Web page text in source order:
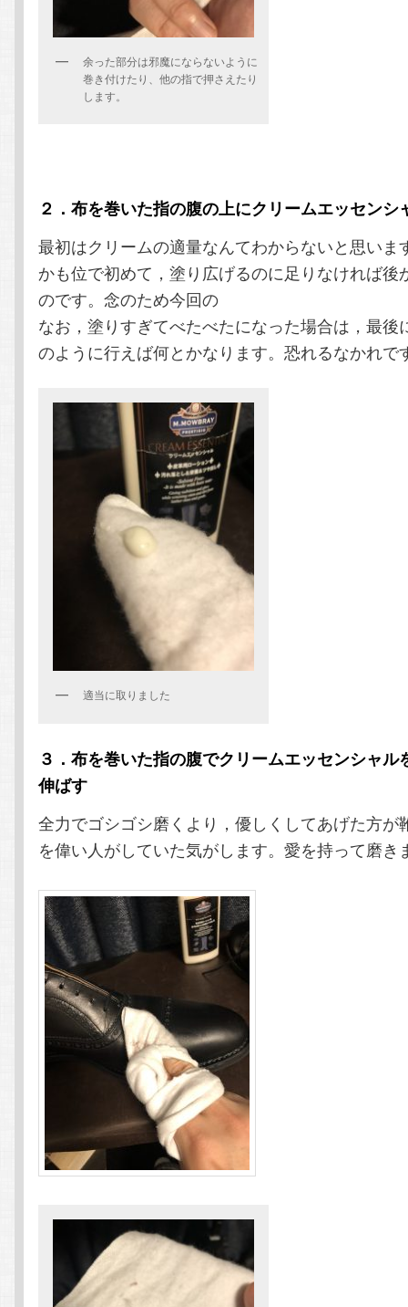
余った部分は邪魔にならないように
巻き付けたり、他の指で押さえたり
します。
２．布を巻いた指の腹の上にクリームエッセンシ
最初はクリームの適量なんてわからないと思いま
かも位で初めて，塗り広げるのに足りなければ後
のです。念のため今回の
なお，塗りすぎてべたべたになった場合は，最後
のように行えば何とかなります。恐れるなかれで
適当に取りました
３．布を巻いた指の腹でクリームエッセンシャル
伸ばす
全力でゴシゴシ磨くより，優しくしてあげた方が
を偉い人がしていた気がします。愛を持って磨き